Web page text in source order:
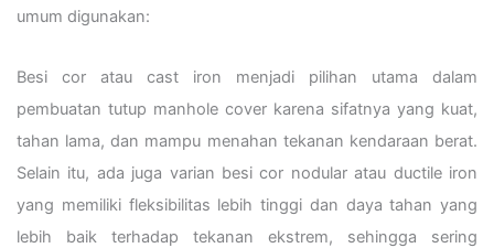
umum digunakan:
Besi cor atau cast iron menjadi pilihan utama dalam
pembuatan tutup manhole cover karena sifatnya yang kuat,
tahan lama, dan mampu menahan tekanan kendaraan berat.
Selain itu, ada juga varian besi cor nodular atau ductile iron
yang memiliki fleksibilitas lebih tinggi dan daya tahan yang
lebih baik terhadap tekanan ekstrem, sehingga sering